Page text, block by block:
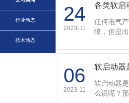
行业动态
技术动态
24
2023-11
各类软启
你详解…
任何电气
障，但是
软启动器
法：…
06
2023-11
软启动器
软启动器
么说呢？